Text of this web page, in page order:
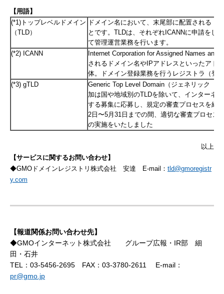
【用語】
(*1)トップレベルドメイン
（TLD）
ドメイン名において、末尾部に配置される「
とです。TLDは、それぞれICANNに申請を し
て管理運営業務を行います。
(*2) ICANN
Internet Corporation for Assigned Names and
されるドメイン名や IPアドレスといったアド
体。ドメイン登録業務を行うレジストラ（登
(*3) gTLD
Generic Top Level Domain（ジェネリック ト
加は国や地域別のTLDを除いて、インターネ
する募集に応募し、規定の審査プロセスを経
2日〜5月31日までの間、適切な審査プロセス
の実施をいたしました
以上
【サービスに関するお問い合わせ】
◆GMOドメインレジストリ株式会社 安達 E-mail： tld@gmoregistr
y.com
【報道関係お問い合わせ先】
◆GMOインターネット株式会社 グループ広報・IR部 細
田・石井
TEL：03-5456-2695 FAX：03-3780-2611 E-mail：
pr@gmo.jp